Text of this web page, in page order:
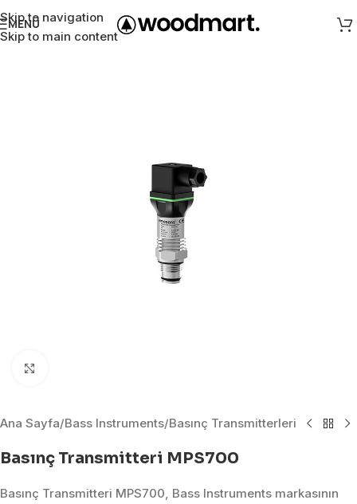
Skip to navigation
Skip to main content
MENÜ
Ana Sayfa/Bass Instruments/Basınç Transmitterleri
Basınç Transmitteri MPS700
Basınç Transmitteri MPS700, Bass Instruments markasının